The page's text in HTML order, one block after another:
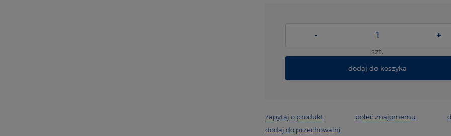
- +
szt.
dodaj do koszyka
zapytaj o produkt poleć znajomemu
dodaj do przechowalni